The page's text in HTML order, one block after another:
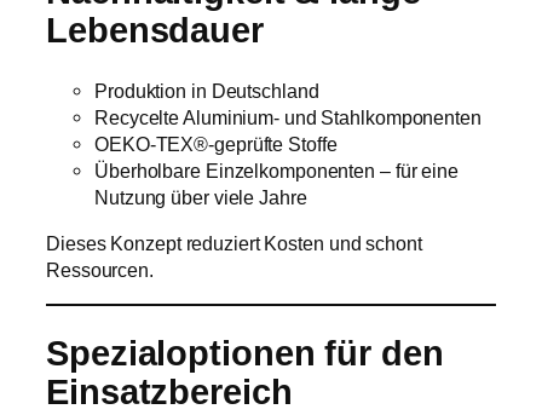
Lebensdauer
Produktion in Deutschland
Recycelte Aluminium- und Stahlkomponenten
OEKO-TEX®-geprüfte Stoffe
Überholbare Einzelkomponenten – für eine
Nutzung über viele Jahre
Dieses Konzept reduziert Kosten und schont
Ressourcen.
Spezialoptionen für den
Einsatzbereich